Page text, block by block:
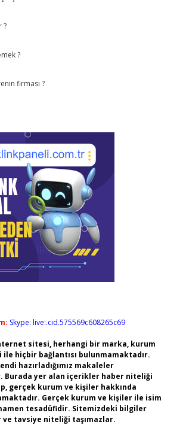
?
?
firması ?
Skype: live:.cid.575569c608265c69
sitesi, herhangi bir marka, kurum
ile hiçbir bağlantısı bulunmamaktadır.
hazırladığımız makaleler
Burada yer alan içerikler haber niteliği
gerçek kurum ve kişiler hakkında
Gerçek kurum ve kişiler ile isim
tesadüfidir. Sitemizdeki bilgiler
tavsiye niteliği taşımazlar.